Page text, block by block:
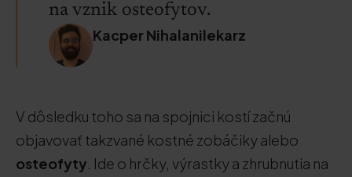
na vznik osteofytov.
Kacper Nihalanilekarz
V dôsledku toho sa na spojnici kostí začnú
objavovať takzvané kostné zobáčiky alebo
osteofyty. Ide o hrčky, výrastky a zhrubnutia na